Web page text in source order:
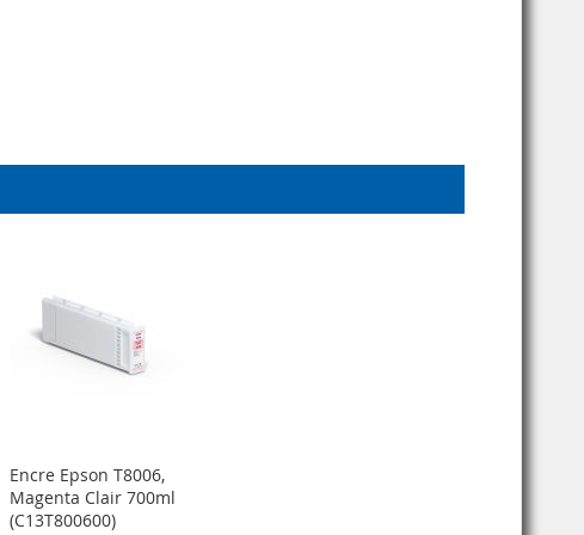
Encre Epson T8006,
Magenta Clair 700ml
(C13T800600)